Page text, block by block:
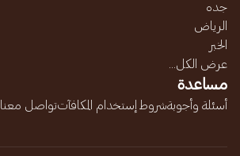
جده
الرياض
الخبر
عرض الكل...
مساعدة
أسئلة وأجوبةشروط إستخدام المكافآتتواصل معنا